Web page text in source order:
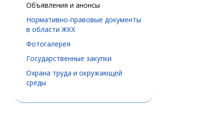
Объявления и анонсы
Нормативно-правовые документы
в области ЖКХ
Фотогалерея
Государственные закупки
Охрана труда и окружающей
среды